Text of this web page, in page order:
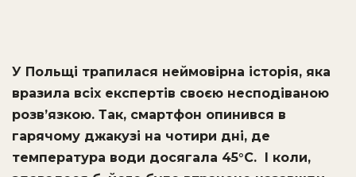
У Польщі трапилася неймовірна історія, яка
вразила всіх експертів своєю несподіваною
розв’язкою. Так, смартфон опинився в
гарячому джакузі на чотири дні, де
температура води досягала 45°C. І коли,